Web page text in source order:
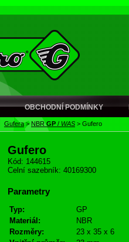
OBCHODNÍ PODMÍNKY
Gufera> NBRGP / WAS > Gufero
Gufero
Kód: 144615
Celní sazebník: 40169300
Parametry
Typ:
GP
Materiál:
NBR
Rozměry:
23 x 35 x 6